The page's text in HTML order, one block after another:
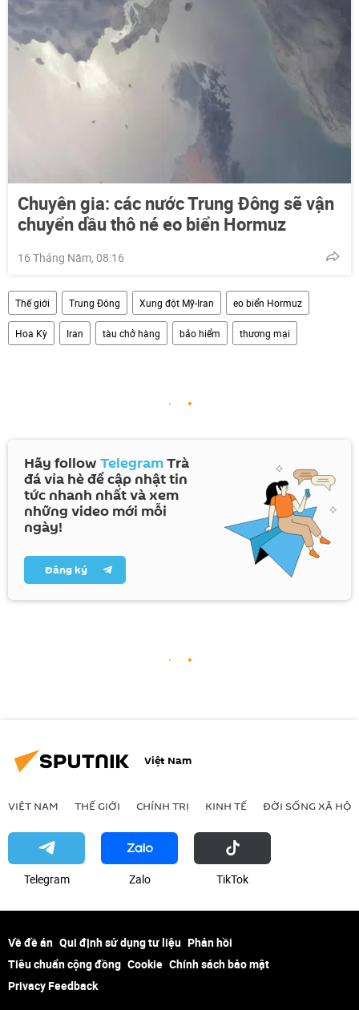
Chuyên gia: сác nước Trung Đông sẽ vận
chuyển dầu thô né eo biển Hormuz
16 Tháng Năm, 08:16
Thế giới Trung Đông Xung đột Mỹ-Iran eo biển Hormuz
Hoa Kỳ Iran tàu chở hàng bảo hiểm thương mại
Hãy follow TelegramTrà
đá vỉa hè để cập nhật tin
tức nhanh nhất và xem
những video mới mỗi
ngày!
Đăng ký
Việt Nam
VIỆT NAM THẾ GIỚI CHÍNH TRỊ KINH TẾ ĐỜI SỐNG XÃ HỘI
Telegram Zalo ТikТоk
Về đề án Qui định sử dụng tư liệu Phản hồi
Tiêu chuẩn cộng đồng Cookie Chính sách bảo mật
Privacy Feedback